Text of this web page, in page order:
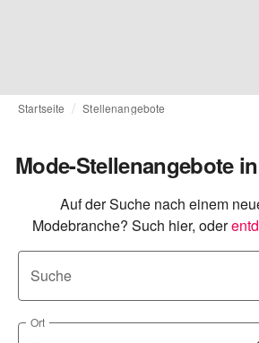
Startseite Stellenangebote
Mode-Stellenangebote
Auf der Suche nach einem
Modebranche? Such hier, oder
Suche
Ort